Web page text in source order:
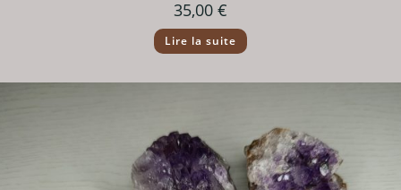
35,00 €
Lire la suite